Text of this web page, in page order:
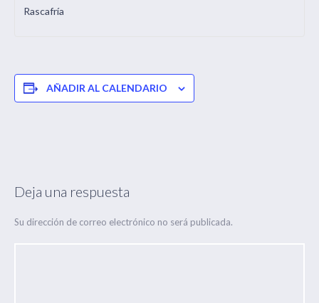
Rascafría
AÑADIR AL CALENDARIO
Deja una respuesta
Su dirección de correo electrónico no será publicada.